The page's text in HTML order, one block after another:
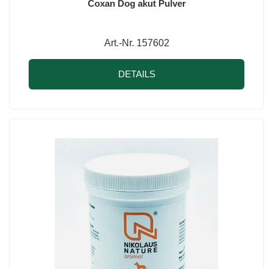
Coxan Dog akut Pulver
Art.-Nr. 157602
DETAILS